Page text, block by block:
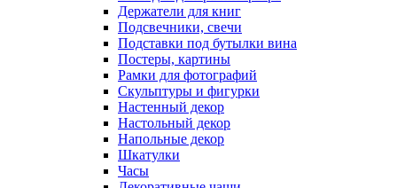
Держатели для книг
Подсвечники, свечи
Подставки под бутылки вина
Постеры, картины
Рамки для фотографий
Скульптуры и фигурки
Настенный декор
Настольный декор
Напольные декор
Шкатулки
Часы